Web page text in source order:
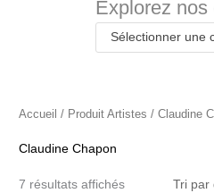
Explorez nos
Sélectionner une
Accueil / Produit Artistes / Claudine
Claudine Chapon
7 résultats affichés